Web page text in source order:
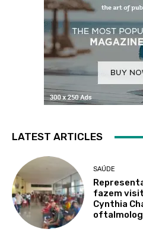
LATEST ARTICLES
SAÚDE
fazem
Cynthia